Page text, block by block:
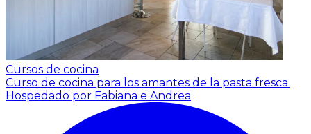
Cursos de cocina
Curso de cocina para los amantes de la pasta fresca.
Hospedado por Fabiana e Andrea